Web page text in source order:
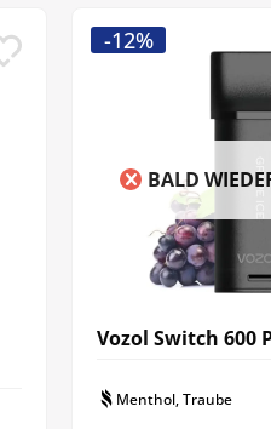
BALD
Vozol Switch 600
Menthol, Traube
-12%